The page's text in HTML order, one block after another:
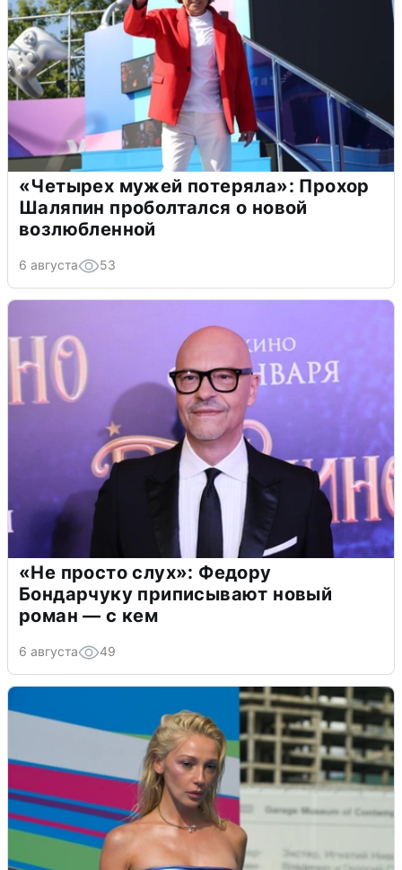
«Четырех мужей потеряла»: Прохор
Шаляпин проболтался о новой
возлюбленной
6 августа 53
«Не просто слух»: Федору
Бондарчуку приписывают новый
роман — с кем
6 августа 49